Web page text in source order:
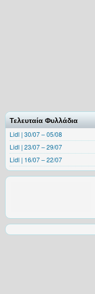
Τελευταία Φυλλάδια
Lidl | 30/07 – 05/08
Lidl | 23/07 – 29/07
Lidl | 16/07 – 22/07